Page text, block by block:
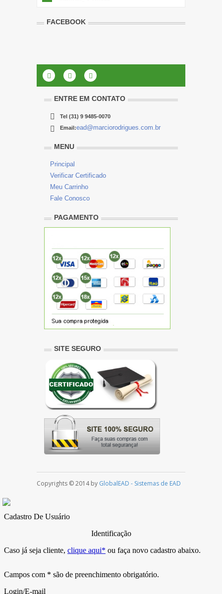
FACEBOOK
ENTRE EM CONTATO
Tel (31) 9 9485-0070
Email:ead@marciorodrigues.com.br
MENU
Principal
Verificar Certificado
Meu Carrinho
Fale Conosco
PAGAMENTO
SITE SEGURO
Copyrights © 2014 by GlobalEAD - Sistemas de EAD